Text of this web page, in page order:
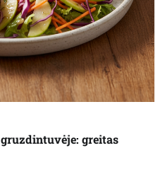
greitas